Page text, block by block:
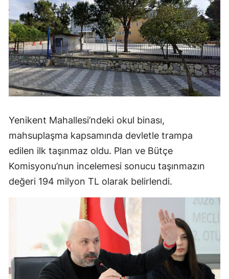
Yenikent Mahallesi’ndeki okul binası,
mahsuplaşma kapsamında devletle trampa
edilen ilk taşınmaz oldu. Plan ve Bütçe
Komisyonu’nun incelemesi sonucu taşınmazın
değeri 194 milyon TL olarak belirlendi.